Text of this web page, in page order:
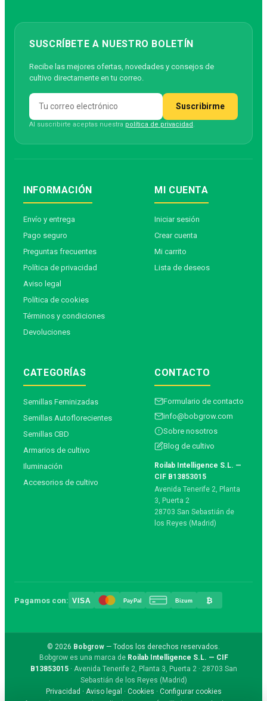
SUSCRÍBETE A NUESTRO BOLETÍN
Recibe las mejores ofertas, novedades y consejos de
cultivo directamente en tu correo.
Suscribirme
Al suscribirte aceptas nuestra política de privacidad .
INFORMACIÓN
Envío y entrega
Pago seguro
Preguntas frecuentes
Política de privacidad
Aviso legal
Política de cookies
Términos y condiciones
Devoluciones
MI CUENTA
Iniciar sesión
Crear cuenta
Mi carrito
Lista de deseos
CATEGORÍAS
Semillas Feminizadas
Semillas Autoflorecientes
Semillas CBD
Armarios de cultivo
Iluminación
Accesorios de cultivo
CONTACTO
Formulario de contacto
info@bobgrow.com
Sobre nosotros
Blog de cultivo
Roilab Intelligence S.L. —
CIF B13853015
Avenida Tenerife 2, Planta
3, Puerta 2
28703 San Sebastián de
los Reyes (Madrid)
Pagamos con: VISA PayPal Bizum ₿
© 2026 Bobgrow — Todos los derechos reservados.
Bobgrow es una marca de Roilab Intelligence S.L. — CIF
B13853015· Avenida Tenerife 2, Planta 3, Puerta 2 · 28703 San
Sebastián de los Reyes (Madrid)
Privacidad · Aviso legal · Cookies · Configurar cookies